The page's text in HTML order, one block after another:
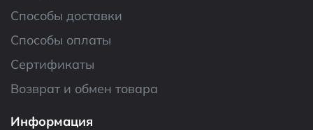
Способы доставки
Способы оплаты
Сертификаты
Возврат и обмен товара
Информация